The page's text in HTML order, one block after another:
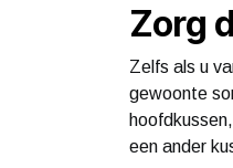
Zorg
Zelfs als u
gewoonte
een ander